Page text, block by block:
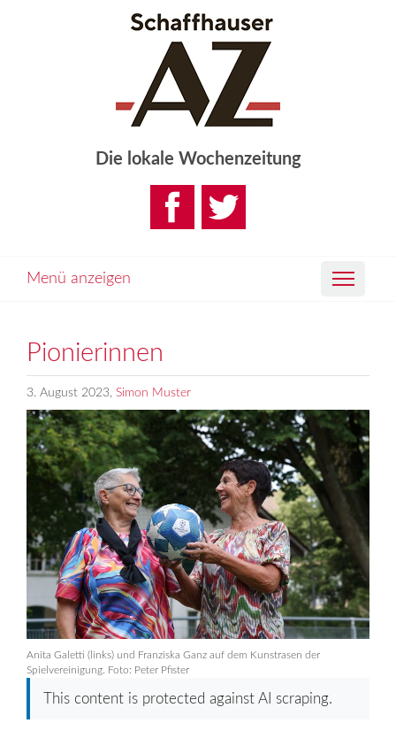
Die lokale Wochenzeitung
Menü anzeigen
Pionierinnen
3. August 2023, Simon Muster
Anita Galetti (links) und Franziska Ganz auf dem Kunstrasen der
Spielvereinigung. Foto: Peter Pfister
This content is protected against AI scraping.